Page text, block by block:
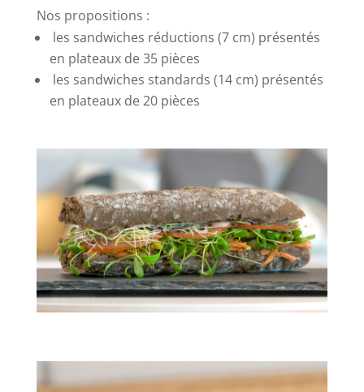
Nos propositions :
les sandwiches réductions (7 cm) présentés
en plateaux de 35 pièces
les sandwiches standards (14 cm) présentés
en plateaux de 20 pièces